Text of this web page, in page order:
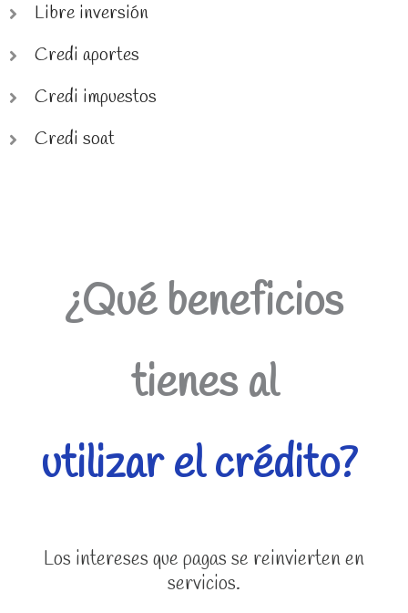
Libre inversión
Credi aportes
Credi impuestos
Credi soat
¿Qué beneficios
tienes al
utilizar el crédito?
Los intereses que pagas se reinvierten en
servicios.